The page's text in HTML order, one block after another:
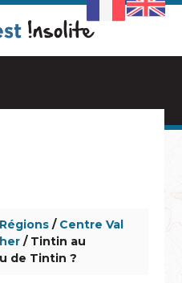
Régions / Centre Val
/ Tintin au
de Tintin ?